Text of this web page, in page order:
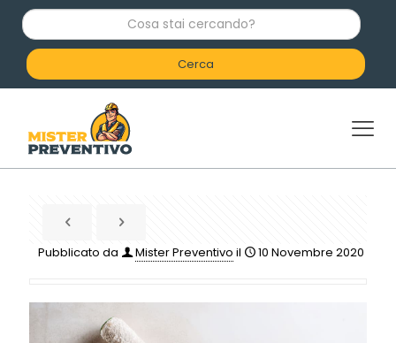
C
o
a
c
e
Pubblicato da Mister Preventivo il 10 Novembre 2020